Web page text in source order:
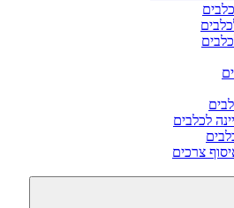
לכלבים
צרכים